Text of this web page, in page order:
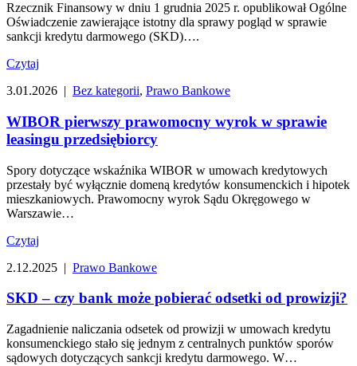
Rzecznik Finansowy w dniu 1 grudnia 2025 r. opublikował Ogólne
Oświadczenie zawierające istotny dla sprawy pogląd w sprawie
sankcji kredytu darmowego (SKD)….
Czytaj
3.01.2026 | Bez kategorii, Prawo Bankowe
WIBOR pierwszy prawomocny wyrok w sprawie
leasingu przedsiębiorcy
Spory dotyczące wskaźnika WIBOR w umowach kredytowych
przestały być wyłącznie domeną kredytów konsumenckich i hipotek
mieszkaniowych. Prawomocny wyrok Sądu Okręgowego w
Warszawie…
Czytaj
2.12.2025 | Prawo Bankowe
SKD – czy bank może pobierać odsetki od prowizji?
Zagadnienie naliczania odsetek od prowizji w umowach kredytu
konsumenckiego stało się jednym z centralnych punktów sporów
sądowych dotyczących sankcji kredytu darmowego. W…